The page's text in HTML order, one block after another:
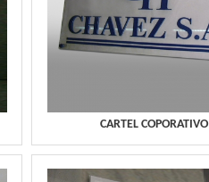
CARTEL COPORATIVO